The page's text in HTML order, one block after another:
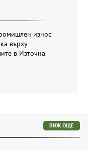
износ
върху
в Източна
ВИЖ ОЩЕ